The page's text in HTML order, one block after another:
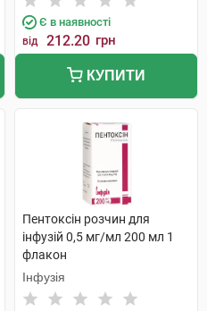
Є в наявності
від 212.20 грн
КУПИТИ
Пентоксін розчин для
інфузій 0,5 мг/мл 200 мл 1
флакон
Інфузія